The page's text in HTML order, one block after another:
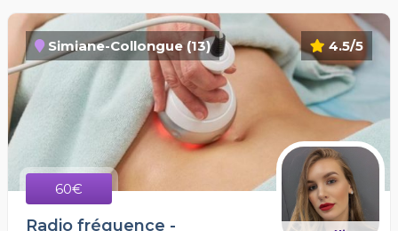
4.5/5
Simiane-Collongue (13)
60€
Radio fréquence -